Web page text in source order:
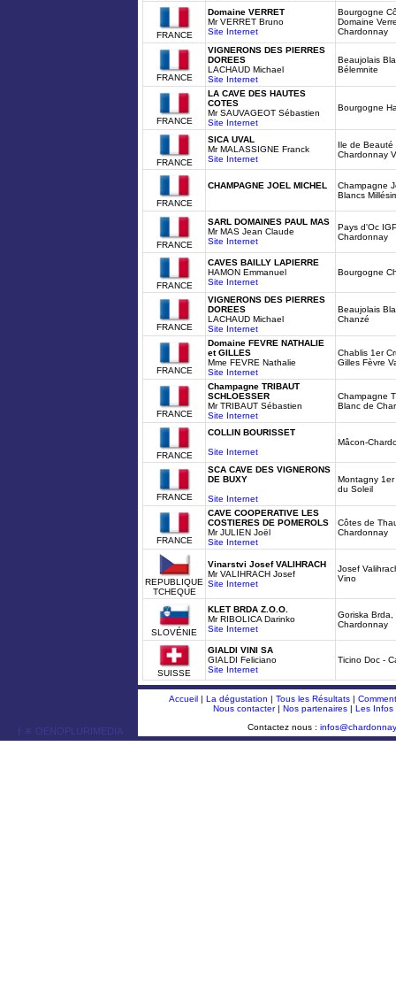
FRANCE
Domaine VERRET
Mr VERRET Bruno
Site Internet
Bourgogne
Domaine
Chardonnay
FRANCE
VIGNERONS DES PIERRES
DOREES
LACHAUD Michael
Site Internet
Beaujolais
Bélemnite
FRANCE
LA CAVE DES HAUTES
COTES
Mr SAUVAGEOT Sébastien
Site Internet
Bourgogne
FRANCE
SICA UVAL
Mr MALASSIGNE Franck
Site Internet
Ile de Beauté
Chardonnay
FRANCE
CHAMPAGNE JOEL MICHEL
Champagne
Blancs
FRANCE
SARL DOMAINES PAUL MAS
Mr MAS Jean Claude
Site Internet
Pays d'Oc
Chardonnay
FRANCE
CAVES BAILLY LAPIERRE
HAMON Emmanuel
Site Internet
Bourgogne
FRANCE
VIGNERONS DES PIERRES
DOREES
LACHAUD Michael
Site Internet
Beaujolais
Chanzé
FRANCE
Domaine FEVRE NATHALIE
et GILLES
Mme FEVRE Nathalie
Site Internet
Chablis 1er
Gilles Fèvre
FRANCE
Champagne TRIBAUT
SCHLOESSER
Mr TRIBAUT Sébastien
Site Internet
Champagne
Blanc de
FRANCE
COLLIN BOURISSET
Site Internet
Mâcon-
FRANCE
SCA CAVE DES VIGNERONS
DE BUXY
Site Internet
Montagny 1er
du Soleil
FRANCE
CAVE COOPERATIVE LES
COSTIERES DE POMEROLS
Mr JULIEN Joël
Site Internet
Côtes de
Chardonnay
REPUBLIQUE
TCHEQUE
Vinarstvi Josef VALIHRACH
Mr VALIHRACH Josef
Site Internet
Josef
Vino
SLOVÉNIE
KLET BRDA Z.O.O.
Mr RIBOLICA Darinko
Site Internet
Goriska
Chardonnay
SUISSE
GIALDI VINI SA
GIALDI Feliciano
Site Internet
Ticino Doc -
ￂﾮ OENOPLURIMEDIA
Accueil| La dégustation | Tous les Résultats|
Nous contacter| Nos partenaires| Les Infos
Contactez nous :